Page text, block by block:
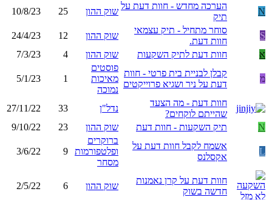
N
הערכה מחדש - חוות דעת על
תיק
שוק ההון 25
10/8/23
S
סוחר מתחיל - תיק עצמאי
חוות דעת.
שוק ההון 12
24/4/23
א
חוות דעת לתיק השקעות שוק ההון 4
7/3/23
מ
קבלן לבניית בית פרטי - חוות
דעת על ניר ושגיא פרוייקטים
פוסטים
מאיכות
נמוכה
1
5/1/23
חוות דעת - מה הצעד
שהייתם לוקחים?
נדל"ן 33
27/11/22
N
תיק השקעות - חוות דעת שוק ההון 23
9/10/22
L
אשמח לקבל חוות דעת על
אקסלנס
ברוקרים
ופלטפורמות
מסחר
9
3/6/22
חוות דעת על קרן נאמנות
חדשה בשוק
שוק ההון 6
2/5/22